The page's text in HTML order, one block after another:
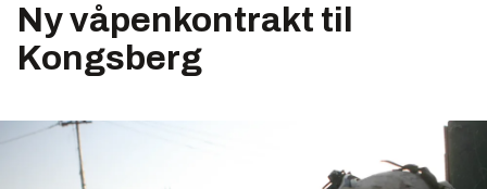
Ny våpenkontrakt til
Kongsberg